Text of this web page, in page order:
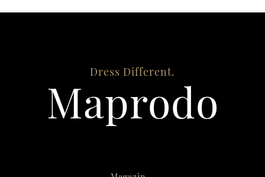
Dress Different.
Maprodo